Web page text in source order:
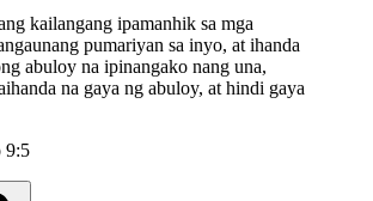
kailangang ipamanhik sa mga
pumariyan sa inyo, at ihanda
abuloy na ipinangako nang una,
na gaya ng abuloy, at hindi gaya
9:5